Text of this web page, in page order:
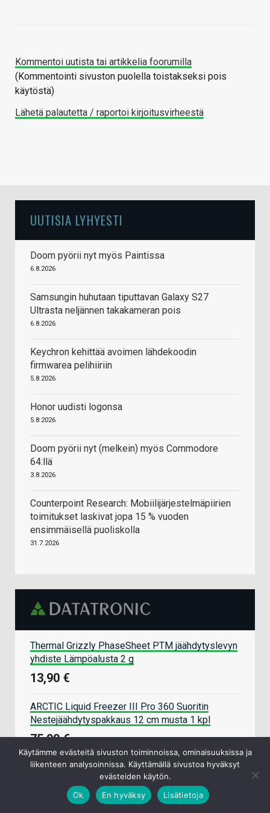
Kommentoi uutista tai artikkelia foorumilla
(Kommentointi sivuston puolella toistakseksi pois
käytöstä)
Lähetä palautetta / raportoi kirjoitusvirheestä
UUTISIA LYHYESTI
Doom pyörii nyt myös Paintissa
6.8.2026
Samsungin huhutaan tiputtavan Galaxy S27
Ultrasta neljännen takakameran pois
6.8.2026
Keychron kehittää avoimen lähdekoodin
firmwarea pelihiiriin
5.8.2026
Honor uudisti logonsa
5.8.2026
Doom pyörii nyt (melkein) myös Commodore
64:llä
3.8.2026
Counterpoint Research: Mobiilijärjestelmäpiirien
toimitukset laskivat jopa 15 % vuoden
ensimmäisellä puoliskolla
31.7.2026
Thermal Grizzly PhaseSheet PTM jäähdytyslevyn
yhdiste Lämpöalusta 2 g
13,90 €
ARCTIC Liquid Freezer III Pro 360 Suoritin
Nestejäähdytyspakkaus 12 cm musta 1 kpl
75,90 €
Kingston Technology NV3 2 TB M.2 PCI Express
4.0 NVMe 3D NAND
265,90 €
Käytämme evästeitä sivuston toiminnoissa, ominaisuuksissa ja
liikenteen analysoinnissa. Käyttämällä sivustoa hyväksyt
evästeiden käytön.
Ok
En hyväksy Lisätietoja